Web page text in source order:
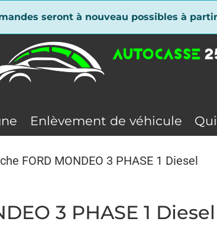
seront à nouveau possibles à
Enlèvement de véhicule
FORD MONDEO 3 PHASE 1 Diesel
3 PHASE 1 Diesel